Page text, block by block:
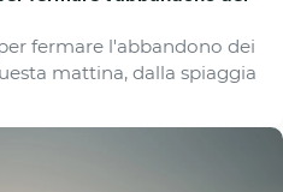
fermare l'abbandono dei
mattina, dalla spiaggia